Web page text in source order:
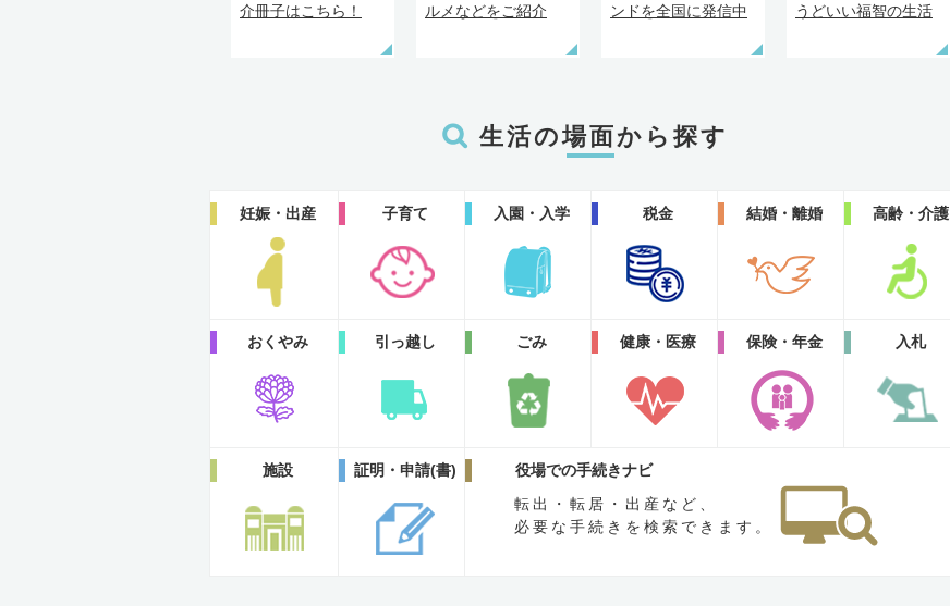
介冊子はこちら！
ルメなどをご紹介
ンドを全国に発信中
うどいい福智の生活
生活の場面から探す
妊娠・出産 子育て 入園・入学 税金 結婚・離婚 高齢・介護
おくやみ 引っ越し ごみ 健康・医療 保険・年金 入札
施設 証明・申請(書)
役場での手続きナビ
転出・転居・出産など、
必要な手続きを検索できます。